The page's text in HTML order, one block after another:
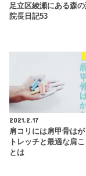
足立区綾瀬にある森
院長日記53
2021.2.17
肩コリには肩甲骨は
トレッチと最適な肩
とは